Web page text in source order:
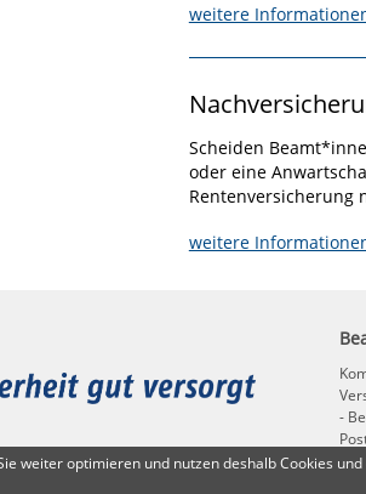
weitere
Scheiden
oder eine
Rentenversicherung
weitere
-
weiter optimieren und nutzen deshalb Cookies